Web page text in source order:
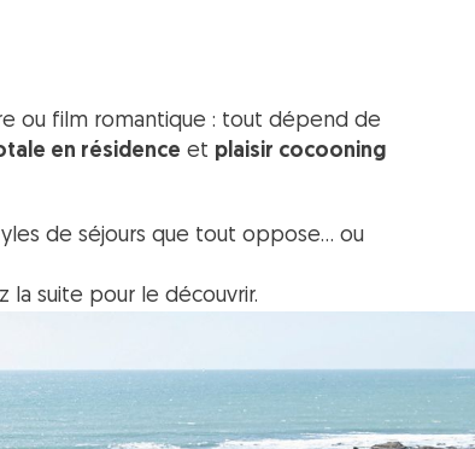
ou film romantique : tout dépend de
en résidence et plaisir cocooning
de séjours que tout oppose… ou
la suite pour le découvrir.